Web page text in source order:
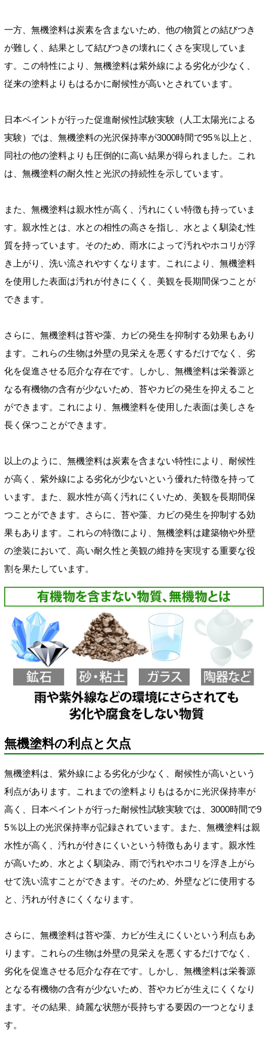
一方、無機塗料は炭素を含まないため、他の物質との結びつき
が難しく、結果として結びつきの壊れにくさを実現していま
す。この特性により、無機塗料は紫外線による劣化が少なく、
従来の塗料よりもはるかに耐候性が高いとされています。
日本ペイントが行った促進耐候性試験実験（人工太陽光による
実験）では、無機塗料の光沢保持率が3000時間で95％以上と、
同社の他の塗料よりも圧倒的に高い結果が得られました。これ
は、無機塗料の耐久性と光沢の持続性を示しています。
また、無機塗料は親水性が高く、汚れにくい特徴も持っていま
す。親水性とは、水との相性の高さを指し、水とよく馴染む性
質を持っています。そのため、雨水によって汚れやホコリが浮
き上がり、洗い流されやすくなります。これにより、無機塗料
を使用した表面は汚れが付きにくく、美観を長期間保つことが
できます。
さらに、無機塗料は苔や藻、カビの発生を抑制する効果もあり
ます。これらの生物は外壁の見栄えを悪くするだけでなく、劣
化を促進させる厄介な存在です。しかし、無機塗料は栄養源と
なる有機物の含有が少ないため、苔やカビの発生を抑えること
ができます。これにより、無機塗料を使用した表面は美しさを
長く保つことができます。
以上のように、無機塗料は炭素を含まない特性により、耐候性
が高く、紫外線による劣化が少ないという優れた特徴を持って
います。また、親水性が高く汚れにくいため、美観を長期間保
つことができます。さらに、苔や藻、カビの発生を抑制する効
果もあります。これらの特徴により、無機塗料は建築物や外壁
の塗装において、高い耐久性と美観の維持を実現する重要な役
割を果たしています。
無機塗料の利点と欠点
無機塗料は、紫外線による劣化が少なく、耐候性が高いという
利点があります。これまでの塗料よりもはるかに光沢保持率が
高く、日本ペイントが行った耐候性試験実験では、3000時間で9
5％以上の光沢保持率が記録されています。また、無機塗料は親
水性が高く、汚れが付きにくいという特徴もあります。親水性
が高いため、水とよく馴染み、雨で汚れやホコリを浮き上がら
せて洗い流すことができます。そのため、外壁などに使用する
と、汚れが付きにくくなります。
さらに、無機塗料は苔や藻、カビが生えにくいという利点もあ
ります。これらの生物は外壁の見栄えを悪くするだけでなく、
劣化を促進させる厄介な存在です。しかし、無機塗料は栄養源
となる有機物の含有が少ないため、苔やカビが生えにくくなり
ます。その結果、綺麗な状態が長持ちする要因の一つとなりま
す。